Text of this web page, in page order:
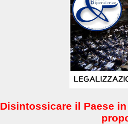
Disintossicare il Paese